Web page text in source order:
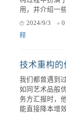
2026/3/9 0
理
在编程领域，
的结构和质量
构过程中扮演
用，并介绍一
2024/9/3 0